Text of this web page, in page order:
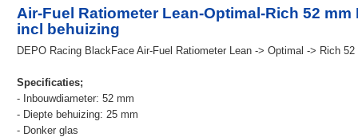
Air-Fuel Ratiometer Lean-Optimal-Rich 52 mm
incl behuizing
DEPO Racing BlackFace Air-Fuel Ratiometer Lean -> Optimal -> Rich 52
Specificaties;
- Inbouwdiameter: 52 mm
- Diepte behuizing: 25 mm
- Donker glas